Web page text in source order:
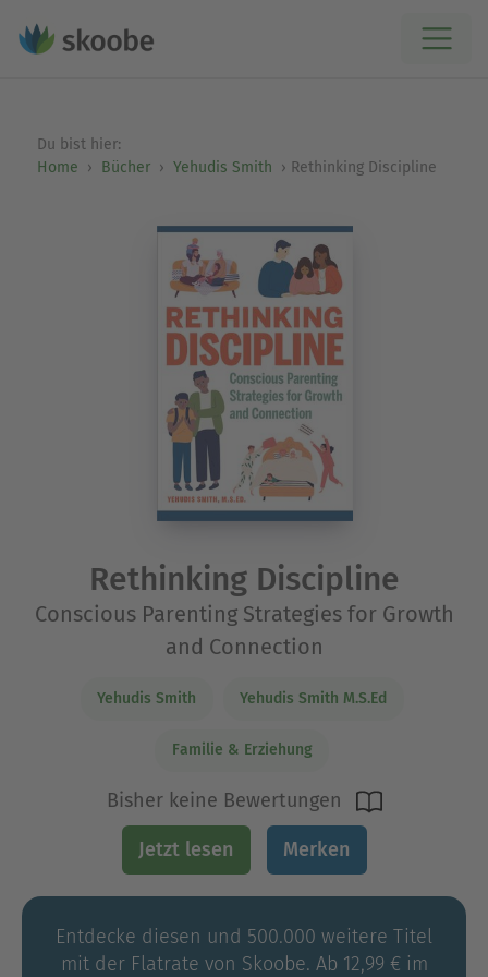
Du bist hier:
Home
Bücher Yehudis Smith Rethinking Discipline
Rethinking Discipline
Conscious Parenting Strategies for Growth
and Connection
Yehudis Smith Yehudis Smith M.S.Ed
Familie & Erziehung
Bisher keine Bewertungen
Jetzt lesen Merken
Entdecke diesen und 500.000 weitere Titel
mit der Flatrate von Skoobe. Ab 12,99 € im